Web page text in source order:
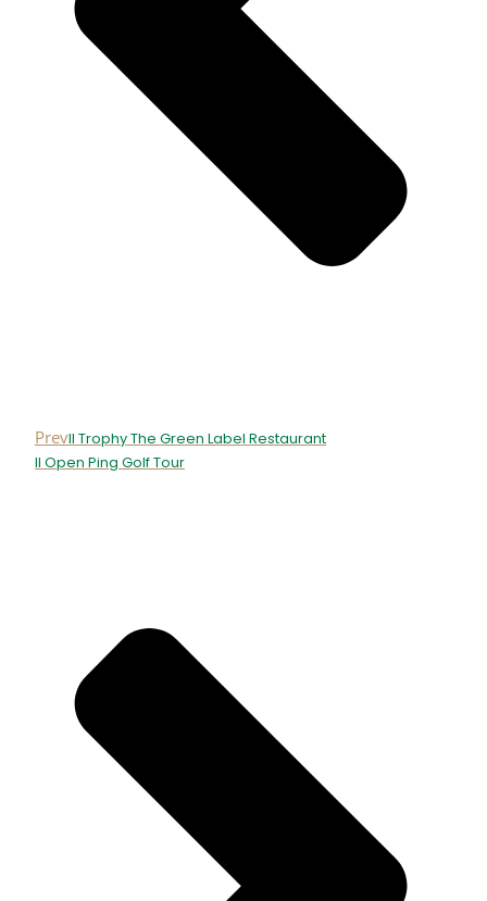
PrevII Trophy The Green Label Restaurant
II Open Ping Golf Tour